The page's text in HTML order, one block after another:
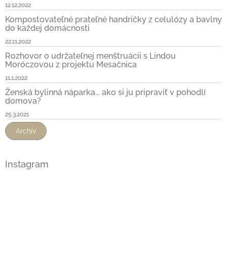
12.12.2022
Kompostovateľné prateľné handričky z celulózy a bavlny
do každej domácnosti
22.11.2022
Rozhovor o udržateľnej menštruácii s Lindou
Moróczovou z projektu Mesačnica
11.1.2022
Ženská bylinná náparka... ako si ju pripraviť v pohodlí
domova?
25.3.2021
Archív
Instagram